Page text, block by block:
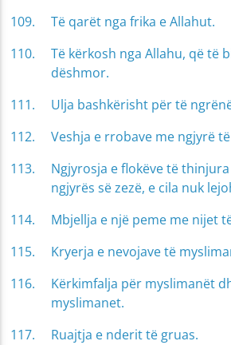
Të qarët nga frika e Allahut.
Të kërkosh nga Allahu, që të
dëshmor.
Ulja bashkërisht për të
Veshja e rrobave me ngjyrë
Ngjyrosja e flokëve të
ngjyrës së zezë, e cila nuk
Mbjellja e një peme me nijet
Kryerja e nevojave të
Kërkimfalja për myslimanët
myslimanet.
Ruajtja e nderit të gruas.